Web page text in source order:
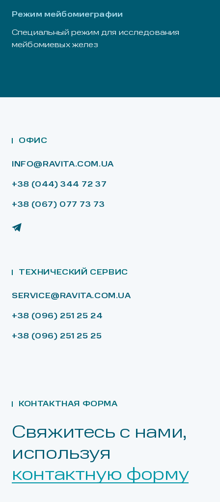
Режим мейбомиеграфии
Специальный режим для исследования
мейбомиевых желез
ОФИС
INFO@RAVITA.COM.UA
+38 (044) 344 72 37
+38 (067) 077 73 73
ТЕХНИЧЕСКИЙ СЕРВИС
SERVICE@RAVITA.COM.UA
+38 (096) 251 25 24
+38 (096) 251 25 25
КОНТАКТНАЯ ФОРМА
Свяжитесь с нами,
используя
контактную форму